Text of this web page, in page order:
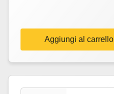
Aggiungi al carrello